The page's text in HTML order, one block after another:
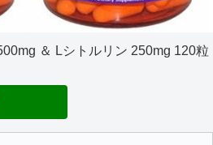
＆ Lシトルリン 250mg 120粒